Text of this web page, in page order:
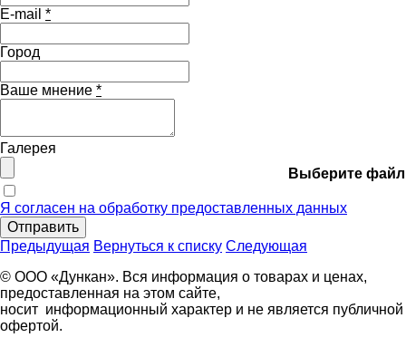
E-mail *
Город
Ваше мнение *
Галерея
Выберите файл
Я согласен на обработку предоставленных данных
Отправить
Предыдущая Вернуться к списку Следующая
© ООО «Дункан». Вся информация о товарах и ценах,
предоставленная на этом сайте,
носит информационный характер и не является публичной
офертой.